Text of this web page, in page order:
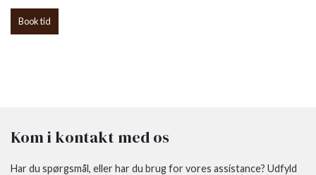
Book tid
Kom i kontakt med os
Har du spørgsmål, eller har du brug for vores assistance? Udfyld